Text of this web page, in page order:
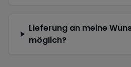
Lieferung an meine
möglich?